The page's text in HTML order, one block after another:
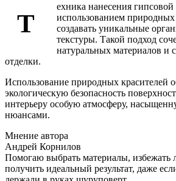
Т
ехника нанесения
использованием природных
создавать уникальные
текстуры. Такой подход
натуральных материалов и
отделки.
Использование природных красителей
экологическую безопасность
интерьеру особую атмосферу,
нюансами.
Мнение автора
Андрей Корнилов
Помогаю выбрать материалы, избежать
получить идеальный результат, даже